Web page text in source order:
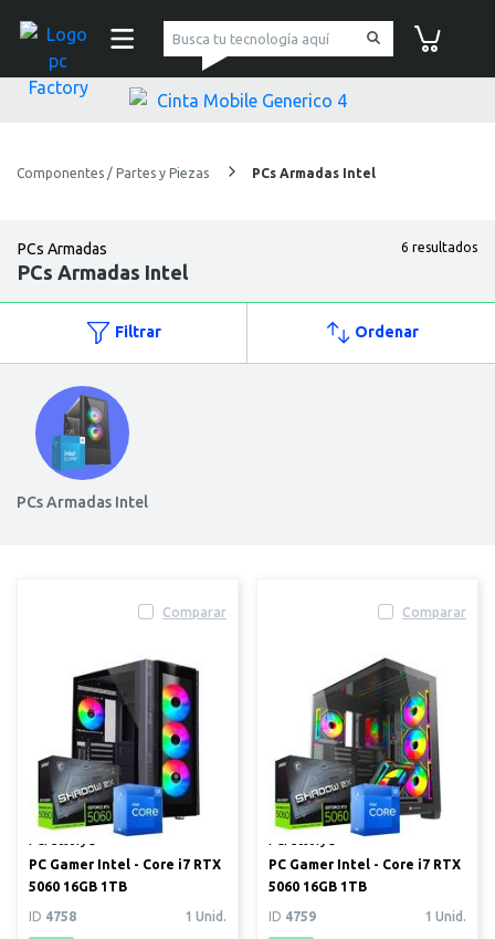
pc Factory
Componentes / Partes y Piezas PCs Armadas Intel
PCs Armadas
PCs Armadas Intel
6 resultados
Filtrar Ordenar
PCs Armadas Intel
Comparar
PC Gamer Intel - Core i7 RTX
5060 16GB 1TB
ID 4758 1 Unid.
Comparar
PC Gamer Intel - Core i7 RTX
5060 16GB 1TB
ID 4759 1 Unid.